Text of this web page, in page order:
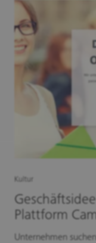
Kultur
Plattform
Unternehmen